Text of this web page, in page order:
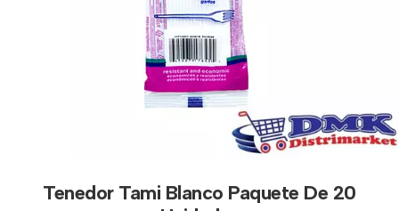
Tenedor Tami Blanco Paquete De 20